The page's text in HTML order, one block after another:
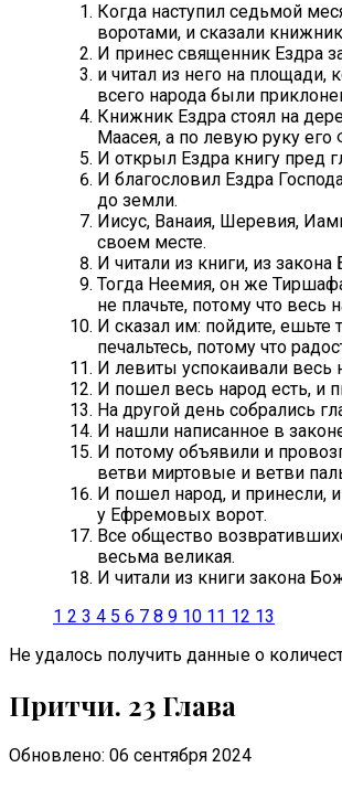
Когда наступил седьмой
воротами, и сказали
И принес священник Ездра
и читал из него на
всего народа были
Книжник Ездра стоял на
Маасея, а по левую руку
И открыл Ездра книгу пред
И благословил Ездра
до земли.
Иисус, Ванаия, Шеревия,
своем месте.
И читали из книги, из
Тогда Неемия, он же
не плачьте, потому что весь
И сказал им: пойдите, ешьте
печальтесь, потому что
И левиты успокаивали весь
И пошел весь народ есть, и
На другой день собрались
И нашли написанное в
И потому объявили и
ветви миртовые и ветви
И пошел народ, и принесли,
у Ефремовых ворот.
Все общество
весьма великая.
И читали из книги закона
1 2 3 4 5 6 7 8 9 10 11 12 13
Не удалось получить данные о
Притчи. 23 Глава
Обновлено: 06 сентября 2024